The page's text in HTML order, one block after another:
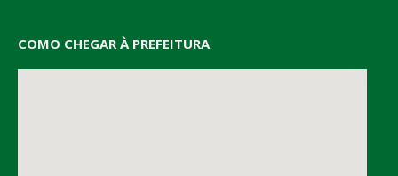
COMO CHEGAR À PREFEITURA